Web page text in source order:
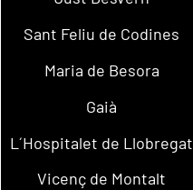
Sant Feliu de Codines
Maria de Besora
Gaià
L´Hospitalet de Llobregat
Vicenç de Montalt